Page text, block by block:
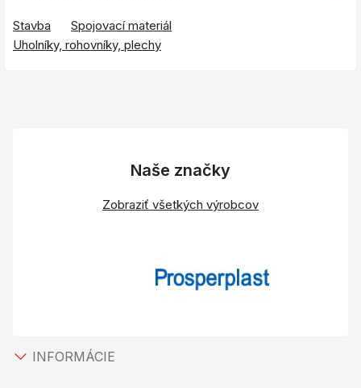
Stavba
Spojovací materiál
Uholníky, rohovníky, plechy
Naše značky
Zobraziť všetkých výrobcov
INFORMÁCIE